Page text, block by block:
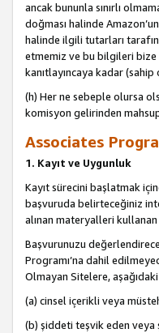
ancak bununla sınırlı
doğması halinde
halinde ilgili tutarları
etmemiz ve bu bilgileri bize
kanıtlayıncaya kadar
(h) Her ne sebeple olursa
komisyon gelirinden
Associates
1. Kayıt ve Uygunluk
Kayıt sürecini başlatmak
başvuruda belirteceğiniz
alınan materyalleri
Başvurunuzu
Programı’na dahil
Olmayan Sitelere,
(a) cinsel içerikli veya
(b) şiddeti teşvik eden veya